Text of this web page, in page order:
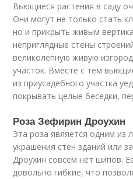
Вьющиеся растения в саду
Они могут не только стать
но и прикрыть живым
неприглядные стены
великолепную живую
участок. Вместе с тем
из приусадебного участка
покрывать целые беседки,
Роза Зефирин Дроухин
Эта роза является одним из
украшения стен зданий или
Дроухин совсем нет шипов.
довольно гибкие, что